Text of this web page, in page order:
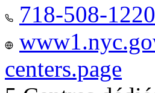
718-508-1220
centers.page